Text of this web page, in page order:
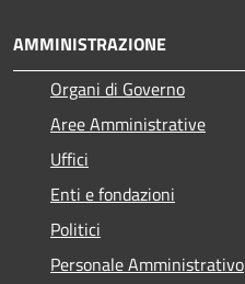
AMMINISTRAZIONE
Organi di Governo
Aree Amministrative
Uffici
Enti e fondazioni
Politici
Personale Amministrativo